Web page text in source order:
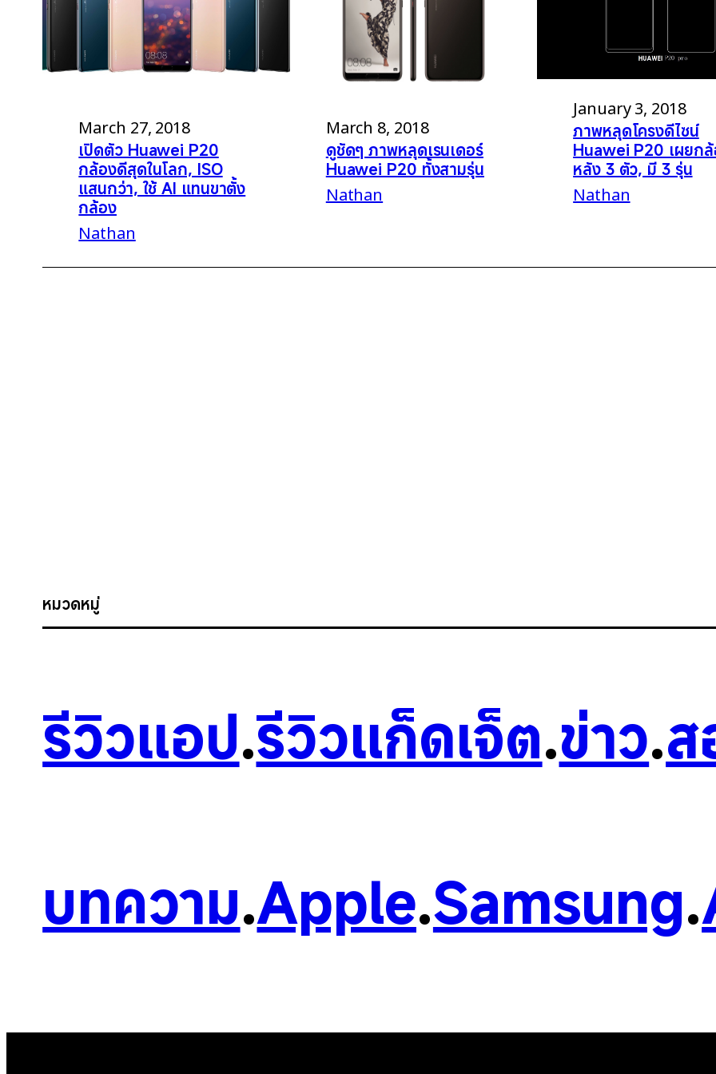
March 27, 2018
เปิดตัว Huawei P20
กล้องดีสุดในโลก, ISO
แสนกว่า, ใช้ AI แทนขาตั้ง
กล้อง
Nathan
March 8, 2018
ดูชัดๆ ภาพหลุดเรนเดอร์
Huawei P20 ทั้งสามรุ่น
Nathan
January 3, 2018
ภาพหลุดโครงดีไซน์
Huawei P20 เผยก
หลัง 3 ตัว, มี 3 รุ่น
Nathan
หมวดหมู่
รีวิวแอป.รีวิวแก็ดเจ็ต.ข่าว.ส
บทความ.Apple.Samsung.